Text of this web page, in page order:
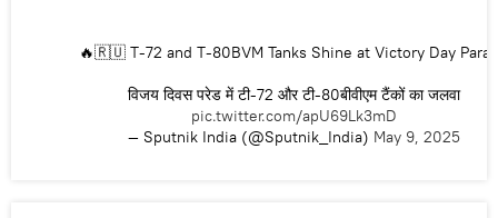
🔥🇷🇺 T-72 and T-80BVM Tanks Shine at Victory Day
विजय दिवस परेड में टी-72 और टी-80बीवीएम टैंकों का जलवा
pic.twitter.com/apU69Lk3mD
— Sputnik India (@Sputnik_India) May 9, 2025